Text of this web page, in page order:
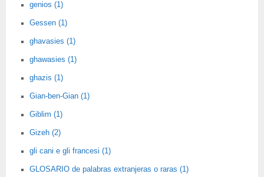
genios (1)
Gessen (1)
ghavasies (1)
ghawasies (1)
ghazis (1)
Gian-ben-Gian (1)
Giblim (1)
Gizeh (2)
gli cani e gli francesi (1)
GLOSARIO de palabras extranjeras o raras (1)